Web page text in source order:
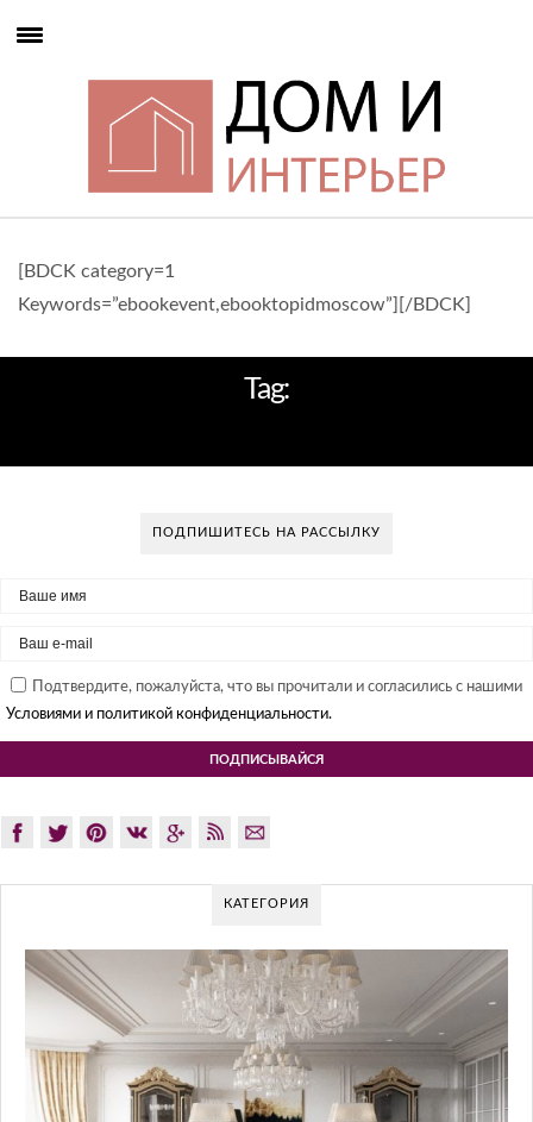
[BDCK category=1
Keywords=”ebookevent,ebooktopidmoscow”][/BDCK]
Tag:
ПОДПИШИТЕСЬ НА РАССЫЛКУ
Подтвердите, пожалуйста, что вы прочитали и согласились с нашими
Условиями и политикой конфиденциальности.
КАТЕГОРИЯ
GLAZOV DESIGN
ПОДХОД К
Glazov Design Group- это одна из
в